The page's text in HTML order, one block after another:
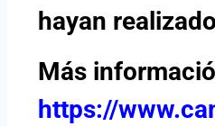
hayan
Más
https://